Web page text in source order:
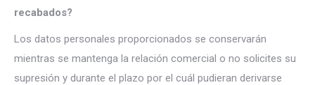
recabados?
Los datos personales proporcionados se conservarán
mientras se mantenga la relación comercial o no solicites su
supresión y durante el plazo por el cuál pudieran derivarse